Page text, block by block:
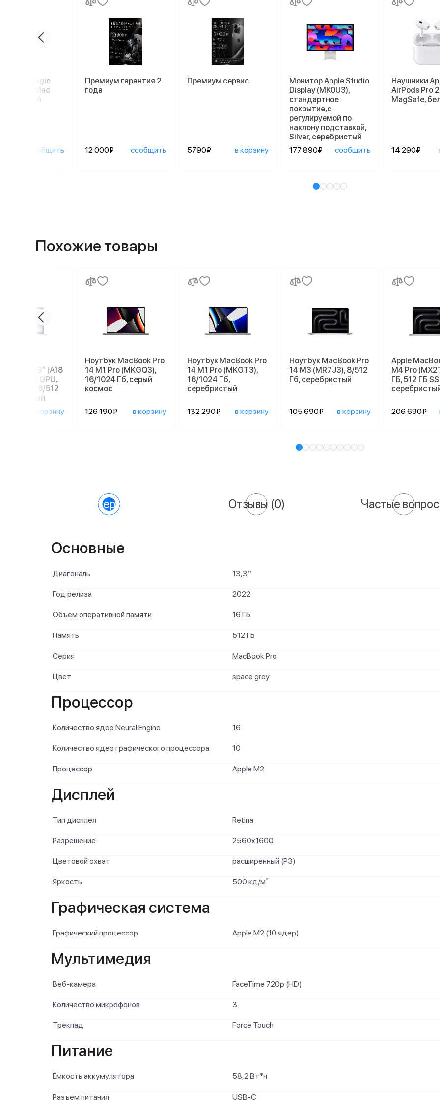
Magic
для Mac
белый
сообщить
Премиум гарантия 2
года
12 000₽ сообщить
Премиум сервис
5790₽ в корзину
Монитор Apple Studio
Display (MK0U3),
стандартное
покрытие,с
регулируемой по
наклону подставкой,
Silver, серебристый
177 890₽
сообщить
Наушники
AirPods Pro 2
MagSafe,
14 290₽
Похожие товары
Neo 13" (A18
СPU/5С GPU,
MHFC4, 8/512
в корзину
Ноутбук MacBook Pro
14 M1 Pro (MKGQ3),
16/1024 Гб, серый
космос
126 190₽ в корзину
Ноутбук MacBook Pro
14 M1 Pro (MKGT3),
16/1024 Гб,
серебристый
132 290₽ в корзину
Ноутбук MacBook Pro
14 M3 (MR7J3), 8/512
Гб, серебристый
105 690₽ в корзину
Apple
M4 Pro
ГБ, 512 ГБ
206 690₽
Характеристики Отзывы (0) Частые
Основные
Диагональ 13,3’’
Год релиза 2022
Объем оперативной памяти 16 ГБ
Память 512 ГБ
Серия MacBook Pro
Цвет space grey
Процессор
Количество ядер Neural Engine 16
Количество ядер графического процессора 10
Процессор Apple M2
Дисплей
Тип дисплея Retina
Разрешение 2560x1600
Цветовой охват расширенный (P3)
Яркость 500 кд/м²
Графическая система
Графический процессор Apple M2 (10 ядер)
Мультимедия
Веб-камера FaceTime 720p (HD)
Количество микрофонов 3
Трекпад Force Touch
Питание
Ёмкость аккумулятора 58,2 Вт*ч
Разъем питания USB-C